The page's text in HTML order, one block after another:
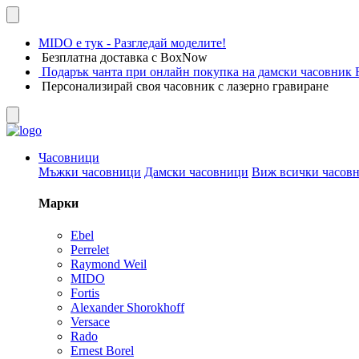
MIDO е тук - Разгледай моделите!
Безплатна доставка с BoxNow
Подарък чанта при онлайн покупка на дамски часовник
Персонализирай своя часовник с лазерно гравиране
Часовници
Мъжки часовници Дамски часовници Виж всички
Марки
Ebel
Perrelet
Raymond Weil
MIDO
Fortis
Alexander Shorokhoff
Versace
Rado
Ernest Borel